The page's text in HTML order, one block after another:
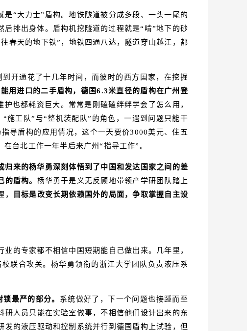
“大力士”盾构。地铁隧道被分成多段、一头一尾的
排出身体。盾构机挖隧道的过程就是“啃”地下的砂
春天的地下铁”，地铁四通八达，隧道穿山越江，都
开通花了十几年时间，而彼时的西方国家，在挖掘
用进口的二手盾构，德国6.3米直径的盾构在广州登
也都耗资巨大。常常是刚磕磕绊绊学会了怎么用，
施工队”与“整机装配队”的角色，一遇到问题只能干
导盾构的应用情况，这个一天要价3000美元、住五
台北工作一年半后来广州“指导工作”。
归来的杨华勇深刻体悟到了中国和发达国家之间的差
盾构。 杨华勇于是义无反顾地带领产学研团队踏上
，
目标是改变长期依赖国外的局面，争取掌握自主设
的专家都不相信中国短期能自己做出来。几年里，
联合攻关。杨华勇领衔的浙江大学团队负责液压系
最严的部分。 系统做好了，下一个问题也接踵而至
人员只能在实验室做事，不相信他们设计出来的东
的液压驱动和控制系统并行到德国盾构上试验，但